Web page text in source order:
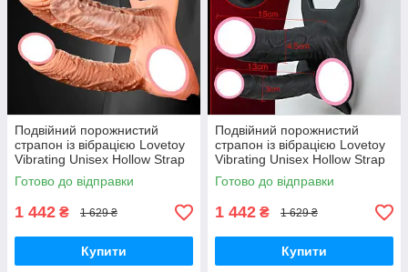
Подвійний порожнистий
страпон із вібрацією Lovetoy
Vibrating Unisex Hollow Strap
On 10 режимів тілесний
Готово до відправки
1 442 ₴ 1 629 ₴
Купити
Подвійний порожнистий
страпон із вібрацією Lovetoy
Vibrating Unisex Hollow Strap
On 10 режимів Чорний
Готово до відправки
1 442 ₴ 1 629 ₴
Купити